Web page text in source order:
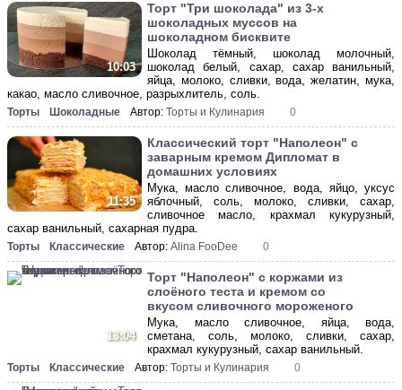
10:03
Торт "Три шоколада" из 3-х
шоколадных муссов на
шоколадном бисквите
Шоколад тёмный, шоколад молочный,
шоколад белый, сахар, сахар ванильный,
яйца, молоко, сливки, вода, желатин, мука,
какао, масло сливочное, разрыхлитель, соль.
Торты Шоколадные Автор: Торты и Кулинария 0
11:35
Классический торт "Наполеон" с
заварным кремом Дипломат в
домашних условиях
Мука, масло сливочное, вода, яйцо, уксус
яблочный, соль, молоко, сливки, сахар,
сливочное масло, крахмал кукурузный,
сахар ванильный, сахарная пудра.
Торты Классические Автор: Alina FooDee 0
13:04
Торт "Наполеон" с коржами из
слоёного теста и кремом со
вкусом сливочного мороженого
Мука, масло сливочное, яйца, вода,
сметана, соль, молоко, сливки, сахар,
крахмал кукурузный, сахар ванильный.
Торты Классические Автор: Торты и Кулинария 0